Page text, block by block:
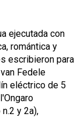
ejecutada con
romántica y
escribieron para
Fedele
eléctrico de 5
y 2a),